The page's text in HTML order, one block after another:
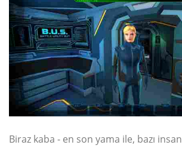
Biraz kaba - en son yama ile, bazı